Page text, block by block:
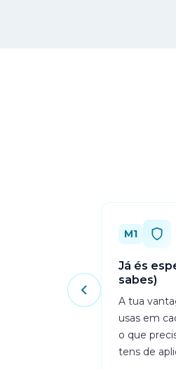
M1
Já és
sabes)
A tua
usas em
o que
tens de